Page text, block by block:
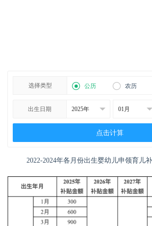
选择类型 公历 农历
出生日期
点击计算
2022-2024年各月份出生婴幼儿申领育儿